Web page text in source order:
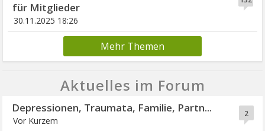
für Mitglieder
30.11.2025 18:26
Mehr Themen
Aktuelles im Forum
2
Depressionen, Traumata, Familie, Partn...
Vor Kurzem